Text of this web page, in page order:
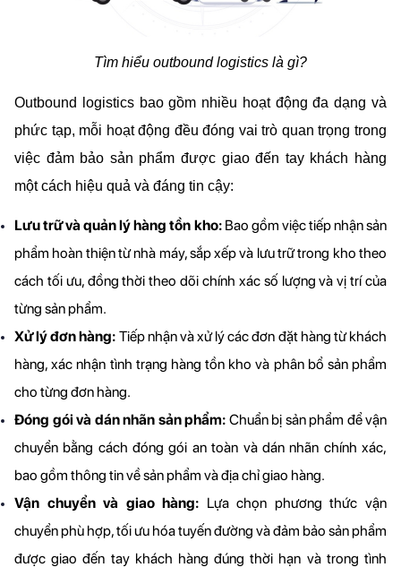
Tìm hiểu outbound logistics là gì?
Outbound logistics bao gồm nhiều hoạt động đa dạng và
phức tạp, mỗi hoạt động đều đóng vai trò quan trọng trong
việc đảm bảo sản phẩm được giao đến tay khách hàng
một cách hiệu quả và đáng tin cậy:
Lưu trữ và quản lý hàng tồn kho: Bao gồm việc tiếp nhận sản
phẩm hoàn thiện từ nhà máy, sắp xếp và lưu trữ trong kho theo
cách tối ưu, đồng thời theo dõi chính xác số lượng và vị trí của
từng sản phẩm.
Xử lý đơn hàng: Tiếp nhận và xử lý các đơn đặt hàng từ khách
hàng, xác nhận tình trạng hàng tồn kho và phân bổ sản phẩm
cho từng đơn hàng.
Đóng gói và dán nhãn sản phẩm: Chuẩn bị sản phẩm để vận
chuyển bằng cách đóng gói an toàn và dán nhãn chính xác,
bao gồm thông tin về sản phẩm và địa chỉ giao hàng.
Vận chuyển và giao hàng: Lựa chọn phương thức vận
chuyển phù hợp, tối ưu hóa tuyến đường và đảm bảo sản phẩm
được giao đến tay khách hàng đúng thời hạn và trong tình